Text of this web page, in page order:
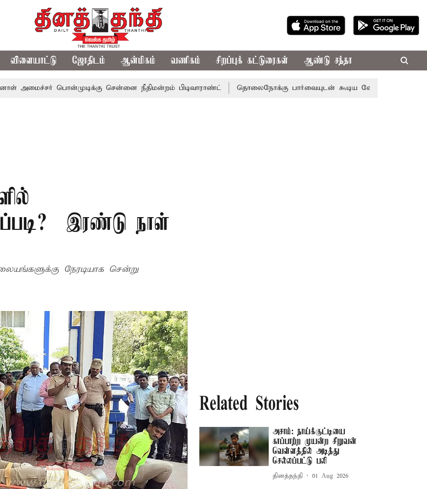
விளையாட்டு ஜோதிடம் ஆன்மிகம் வணிகம் சிறப்புக் கட்டுரைகள் ஆண்டு சந்தா
பொன்முடிக்கு சென்னை நீதிமன்றம் பிடிவாராண்ட் தொலைநோக்கு பார்வையுடன் கூடிய வேளாண் பட்ஜெட்: முதல்-
– இரண்டு நாள்
நேரடியாக சென்று
Related Stories
அசாம்: நாய்க்குட்டியை
காப்பாற்ற முயன்ற சிறுவன்
வெள்ளத்தில் அடித்து
செல்லப்பட்டு பலி
தினத்தந்தி 01 Aug 2026